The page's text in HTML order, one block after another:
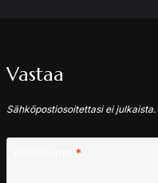
Vastaa
Sähköpostiosoitettasi ei julkaista.
*